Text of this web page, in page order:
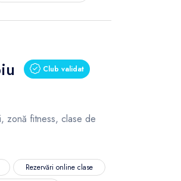
Club validat
zonă fitness, clase de
Rezervări online clase